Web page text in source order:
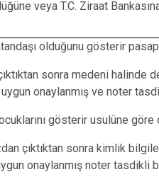
veya T.C. Ziraat
olduğunu gösterir
sonra medeni
onaylanmış ve noter
gösterir usulüne
çıktıktan sonra kimlik
onaylanmış noter tasdikli